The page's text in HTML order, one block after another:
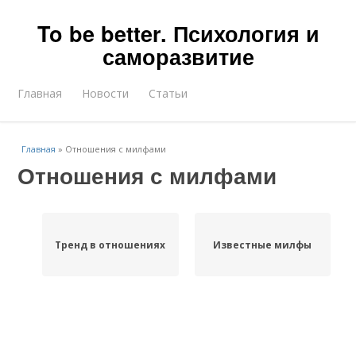
To be better. Психология и
саморазвитие
Главная Новости Статьи
Главная » Отношения с милфами
Отношения с милфами
Тренд в отношениях Известные милфы